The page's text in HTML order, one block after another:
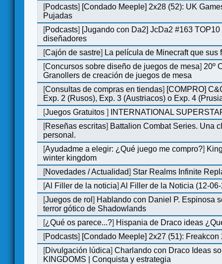
[Podcasts] [Condado Meeple] 2x28 (52): UK
Pujadas
[Podcasts] [Jugando con Da2] JcDa2 #163
diseñadores
[Cajón de sastre] La película de Minecraft que sus
[Concursos sobre diseño de juegos de mesa] 20º
Granollers de creación de juegos de mesa
[Consultas de compras en tiendas] [COMPRO]
Exp. 2 (Rusos), Exp. 3 (Austriacos) o Exp. 4
[Juegos Gratuitos]
INTERNATIONAL
[Reseñas escritas] Battalion Combat Series. Una
personal.
[Ayudadme a elegir: ¿Qué juego me compro?]
winter kingdom
[Novedades / Actualidad] Star Realms Infinite
[Al Filler de la noticia]Al Filler de la Noticia (12-
[Juegos de rol] Hablando con Daniel P. Espinosa
terror gótico de Shadowlands
[¿Qué os parece...?] Hispania de Draco ideas
[Podcasts] [Condado Meeple] 2x27 (51): Freakcon
[Divulgación lúdica]Charlando con Draco Ideas
KINGDOMS | Conquista y estrategia